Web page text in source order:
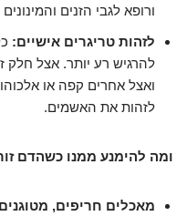
ורופא לגבי הזנים
לזהות טריגרים אישיים:
להרגיש רע יותר. אצל חלק
ואצל אחרים קפה או
לזהות את האשמים.
ומה להימנע ממנו כשהדם
מאכלים חריפים,